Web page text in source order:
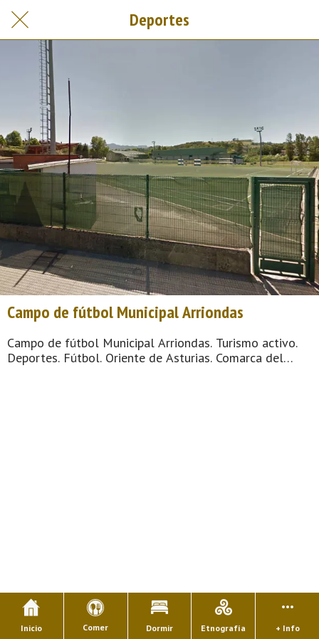
Deportes
Campo de fútbol Municipal Arriondas
Campo de fútbol Municipal Arriondas. Turismo activo.
Deportes. Fútbol. Oriente de Asturias. Comarca del
Inicio Comer Dormir Etnografía + Info